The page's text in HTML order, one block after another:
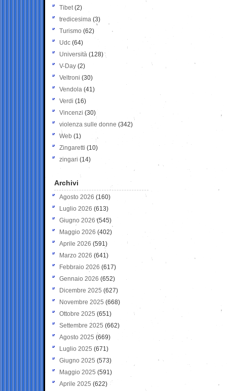
Tibet(2)
tredicesima (3)
Turismo (62)
Udc (64)
Università (128)
V-Day (2)
Veltroni (30)
Vendola (41)
Verdi (16)
Vincenzi (30)
violenza sulle donne (342)
Web (1)
Zingaretti (10)
zingari (14)
Archivi
Agosto 2026 (160)
Luglio 2026 (613)
Giugno 2026 (545)
Maggio 2026 (402)
Aprile 2026 (591)
Marzo 2026 (641)
Febbraio 2026 (617)
Gennaio 2026 (652)
Dicembre 2025 (627)
Novembre 2025 (668)
Ottobre 2025 (651)
Settembre 2025 (662)
Agosto 2025 (669)
Luglio 2025 (671)
Giugno 2025 (573)
Maggio 2025 (591)
Aprile 2025 (622)